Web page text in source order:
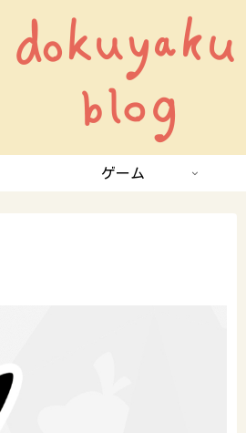
ゲーム